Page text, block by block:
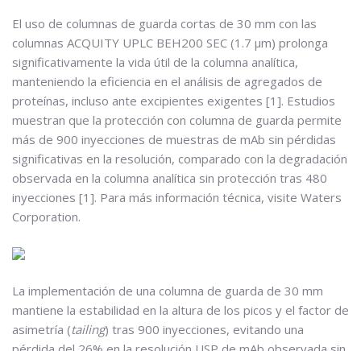
El uso de columnas de guarda cortas de 30 mm con las
columnas ACQUITY UPLC BEH200 SEC (1.7 μm) prolonga
significativamente la vida útil de la columna analítica,
manteniendo la eficiencia en el análisis de agregados de
proteínas, incluso ante excipientes exigentes [1]. Estudios
muestran que la protección con columna de guarda permite
más de 900 inyecciones de muestras de mAb sin pérdidas
significativas en la resolución, comparado con la degradación
observada en la columna analítica sin protección tras 480
inyecciones [1]. Para más información técnica, visite Waters
Corporation.
La implementación de una columna de guarda de 30 mm
mantiene la estabilidad en la altura de los picos y el factor de
asimetría (tailing) tras 900 inyecciones, evitando una